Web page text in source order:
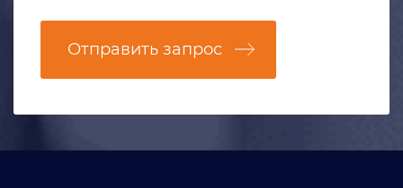
Отправить запрос